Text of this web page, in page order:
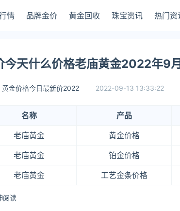
情 品牌金价 黄金回收 珠宝资讯 热门资
今天什么价格老庙黄金2022年9
黄金价格今日最新价2022 2022-09-13 13:33:22
名称 产品
老庙黄金 黄金价格
老庙黄金 铂金价格
老庙黄金 工艺金条价格
阅读